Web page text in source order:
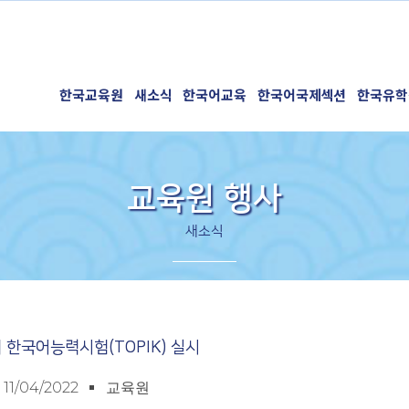
한국교육원 새소식 한국어교육 한국어국제섹션 한국유
교육원 행사
새소식
국어능력시험(TOPIK) 실시
11/04/2022 교육원